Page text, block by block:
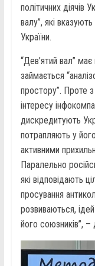
політичних діячів
валу”, які
України.
“Дев’ятий вал”
займається
простору”. Проте
інтересу
дискредитують
потрапляють у
активними
Паралельно
які відповідають
просування
розвиваються,
його союзників”, –